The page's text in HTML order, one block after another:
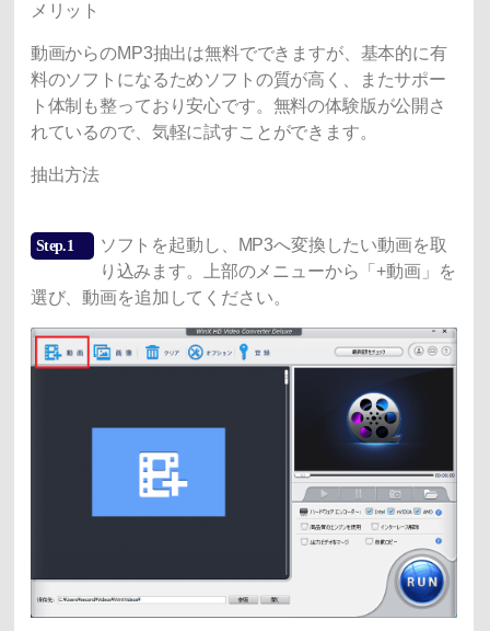
メリット
動画からのMP3抽出は無料でできますが、基本的に有
料のソフトになるためソフトの質が高く、またサポー
ト体制も整っており安心です。無料の体験版が公開さ
れているので、気軽に試すことができます。
抽出方法
Step.1
ソフトを起動し、MP3へ変換したい動画を取
り込みます。上部のメニューから「+動画」を
選び、動画を追加してください。